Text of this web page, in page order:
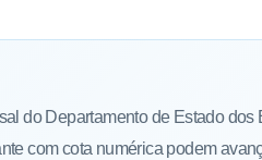
do Departamento de Estado dos
com cota numérica podem